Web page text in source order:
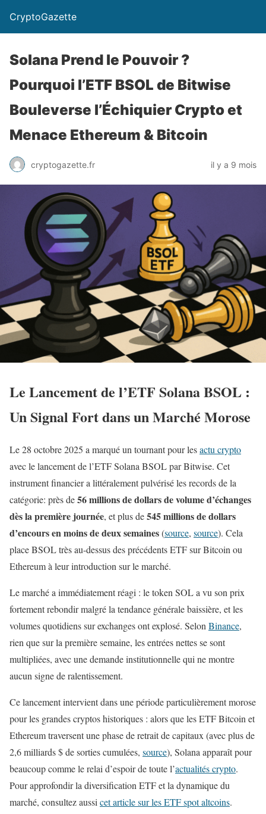
CryptoGazette
Solana Prend le Pouvoir ?
Pourquoi l’ETF BSOL de Bitwise
Bouleverse l’Échiquier Crypto et
Menace Ethereum & Bitcoin
cryptogazette.fr il y a 9 mois
Le Lancement de l’ETF Solana BSOL :
Un Signal Fort dans un Marché Morose
Le 28 octobre 2025 a marqué un tournant pour lesactu crypto
avec le lancement de l’ETF Solana BSOL par Bitwise. Cet
instrument financier a littéralement pulvérisé les records de la
catégorie: près de56 millions de dollars de volume d’échanges
dès la première journée, et plus de545 millions de dollars
d’encours en moins de deux semaines(source, source). Cela
place BSOL très au-dessus des précédents ETF sur Bitcoin ou
Ethereum à leur introduction sur le marché.
Le marché a immédiatement réagi : le token SOL a vu son prix
fortement rebondir malgré la tendance générale baissière, et les
volumes quotidiens sur exchanges ont explosé. Selon Binance,
rien que sur la première semaine, les entrées nettes se sont
multipliées, avec une demande institutionnelle qui ne montre
aucun signe de ralentissement.
Ce lancement intervient dans une période particulièrement morose
pour les grandes cryptos historiques : alors que les ETF Bitcoin et
Ethereum traversent une phase de retrait de capitaux (avec plus de
2,6 milliards $ de sorties cumulées, source), Solana apparaît pour
beaucoup comme le relai d’espoir de toute l’actualités crypto.
Pour approfondir la diversification ETF et la dynamique du
marché, consultez aussi cet article sur les ETF spot altcoins.